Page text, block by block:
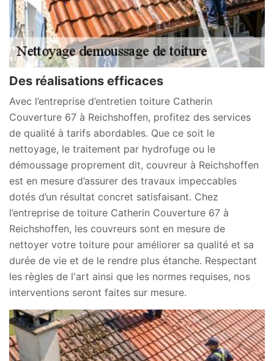
Des réalisations efficaces
Avec l’entreprise d’entretien toiture Catherin
Couverture 67 à Reichshoffen, profitez des services
de qualité à tarifs abordables. Que ce soit le
nettoyage, le traitement par hydrofuge ou le
démoussage proprement dit, couvreur à Reichshoffen
est en mesure d’assurer des travaux impeccables
dotés d’un résultat concret satisfaisant. Chez
l’entreprise de toiture Catherin Couverture 67 à
Reichshoffen, les couvreurs sont en mesure de
nettoyer votre toiture pour améliorer sa qualité et sa
durée de vie et de le rendre plus étanche. Respectant
les règles de l'art ainsi que les normes requises, nos
interventions seront faites sur mesure.